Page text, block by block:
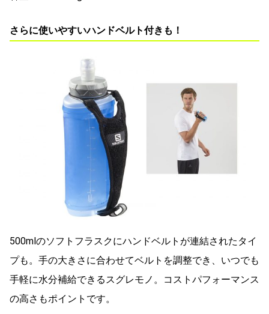
さらに使いやすいハンドベルト付きも！
500mlのソフトフラスクにハンドベルトが連結されたタイ
プも。手の大きさに合わせてベルトを調整でき、いつでも
手軽に水分補給できるスグレモノ。コストパフォーマンス
の高さもポイントです。